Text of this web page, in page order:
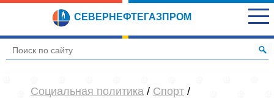
СЕВЕРНЕФТЕГАЗПРОМ
Социальная политика / Спорт /